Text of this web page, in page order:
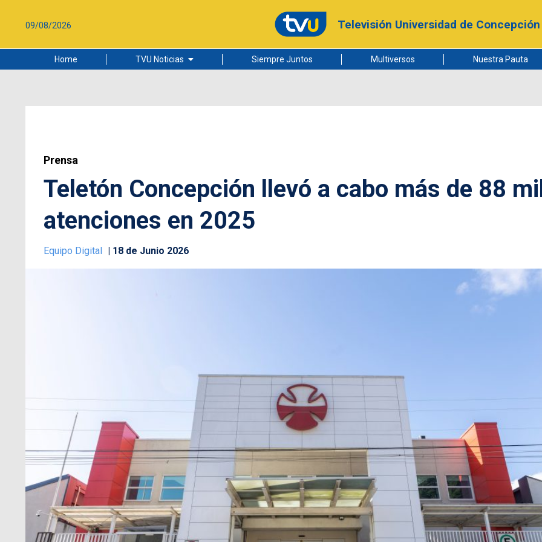
09/08/2026 Televisión Universidad de Concepción
Home TVU Noticias
Ciudad
Siempre Juntos Multiversos Nuestra Pauta
Prensa
Teletón Concepción llevó a cabo más de 88
atenciones en 2025
Equipo Digital 18 de Junio 2026